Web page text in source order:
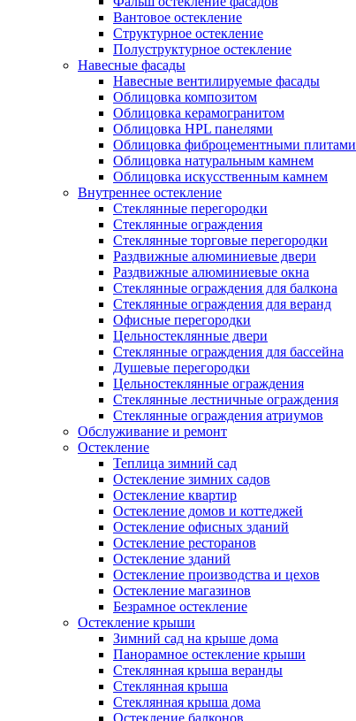
Вантовое остекление
Структурное остекление
Полуструктурное остекление
Навесные фасады
Навесные вентилируемые фасады
Облицовка композитом
Облицовка керамогранитом
Облицовка HPL панелями
Облицовка фиброцементными плитами
Облицовка натуральным камнем
Облицовка искусственным камнем
Внутреннее остекление
Стеклянные перегородки
Стеклянные ограждения
Стеклянные торговые перегородки
Раздвижные алюминиевые двери
Раздвижные алюминиевые окна
Стеклянные ограждения для балкона
Стеклянные ограждения для веранд
Офисные перегородки
Цельностеклянные двери
Стеклянные ограждения для бассейна
Душевые перегородки
Цельностеклянные ограждения
Стеклянные лестничные ограждения
Стеклянные ограждения атриумов
Обслуживание и ремонт
Остекление
Теплица зимний сад
Остекление зимних садов
Остекление квартир
Остекление домов и коттеджей
Остекление офисных зданий
Остекление ресторанов
Остекление зданий
Остекление производства и цехов
Остекление магазинов
Безрамное остекление
Остекление крыши
Зимний сад на крыше дома
Панорамное остекление крыши
Стеклянная крыша веранды
Стеклянная крыша
Стеклянная крыша дома
Остекление балконов